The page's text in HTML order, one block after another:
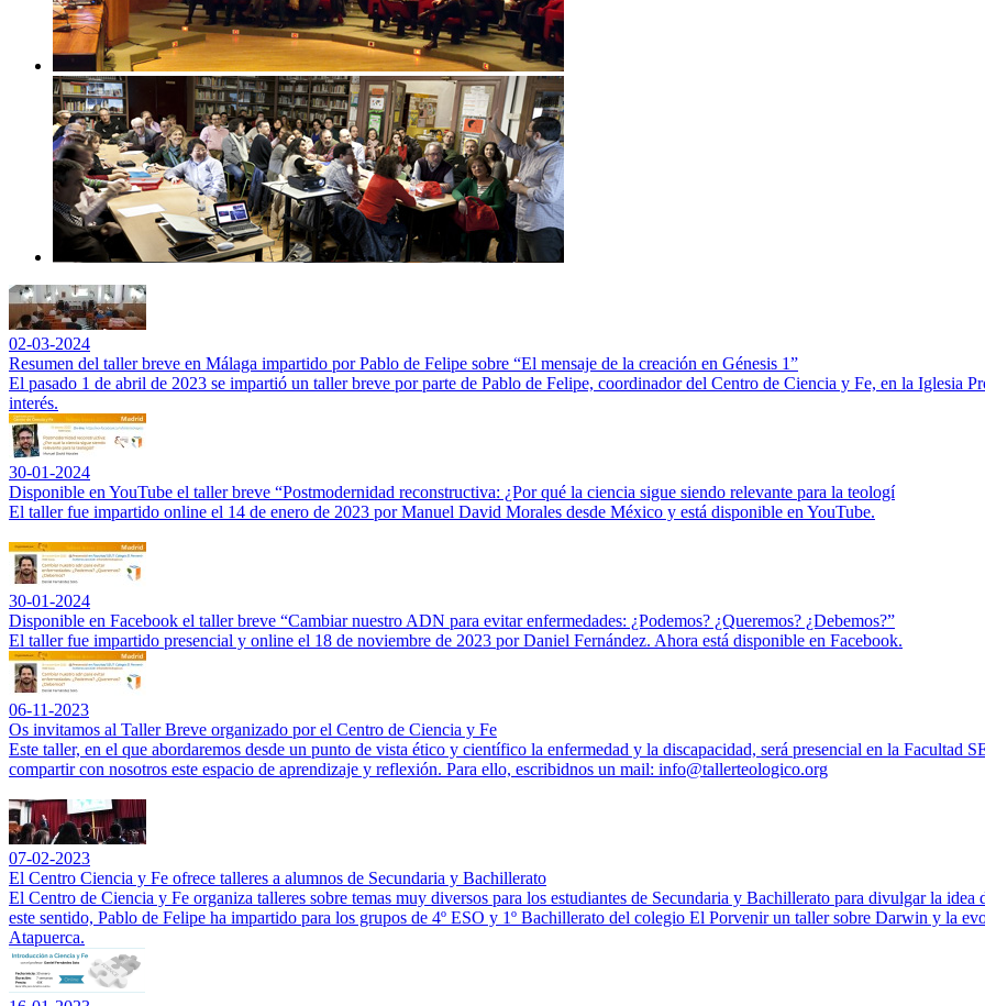
02-03-2024
Resumen del taller breve en Málaga impartido por Pablo de Felipe sobre “El mensaje de la creación en Génesis 1”
El pasado 1 de abril de 2023 se impartió un taller breve por parte de Pablo de Felipe, coordinador del Centro de Ciencia y Fe, en la Iglesia
interés.
30-01-2024
Disponible en YouTube el taller breve “Postmodernidad reconstructiva: ¿Por qué la ciencia sigue siendo relevante para la teologí
El taller fue impartido online el 14 de enero de 2023 por Manuel David Morales desde México y está disponible en YouTube.
30-01-2024
Disponible en Facebook el taller breve “Cambiar nuestro ADN para evitar enfermedades: ¿Podemos? ¿Queremos? ¿Debemos?”
El taller fue impartido presencial y online el 18 de noviembre de 2023 por Daniel Fernández. Ahora está disponible en Facebook.
06-11-2023
Os invitamos al Taller Breve organizado por el Centro de Ciencia y Fe
Este taller, en el que abordaremos desde un punto de vista ético y científico la enfermedad y la discapacidad, será presencial en la Facultad
compartir con nosotros este espacio de aprendizaje y reflexión. Para ello, escribidnos un mail: info@tallerteologico.org
07-02-2023
El Centro Ciencia y Fe ofrece talleres a alumnos de Secundaria y Bachillerato
El Centro de Ciencia y Fe organiza talleres sobre temas muy diversos para los estudiantes de Secundaria y Bachillerato para divulgar la
este sentido, Pablo de Felipe ha impartido para los grupos de 4º ESO y 1º Bachillerato del colegio El Porvenir un taller sobre Darwin y la
Atapuerca.